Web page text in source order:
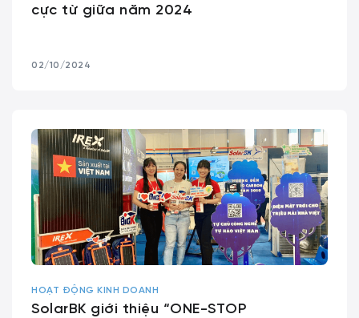
cực từ giữa năm 2024
02/10/2024
HOẠT ĐỘNG KINH DOANH
SolarBK giới thiệu “ONE-STOP